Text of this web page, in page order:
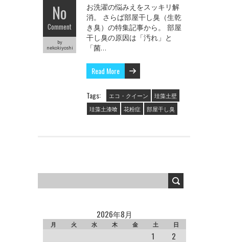
No
Comment
by
nekokiyoshi
お洗濯の悩みえをスッキリ解
消。 さらば部屋干し臭（生乾
き臭）の特集記事から。 部屋
干し臭の原因は「汚れ」と
「菌…
Read More
Tags: エコ・クイーン
珪藻土壁
珪藻土漆喰
花粉症 部屋干し臭
2026年8月
月 火 水 木 金 土 日
1
2